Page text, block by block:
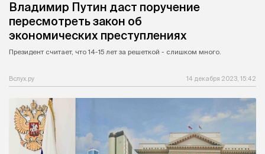
Владимир Путин даст поручение
пересмотреть закон об
экономических преступлениях
Президент считает, что 14-15 лет за решеткой - слишком много.
Вслух.ру 14 декабря 2023, 15:42